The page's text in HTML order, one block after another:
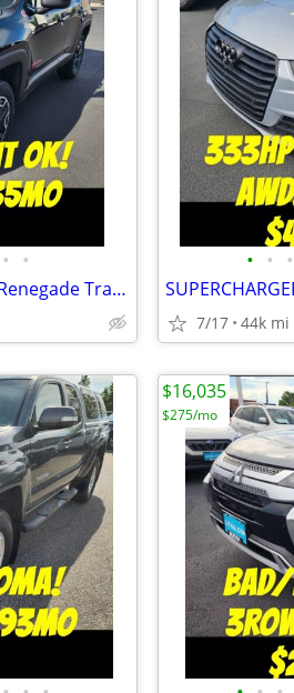
• •
BAD/NO CREDIT OK! 2017 Jeep Renegade TrailHawk 4x4 $500Down $235mo OAC
• • •
7/17 44k mi
$16,035
$275/mo